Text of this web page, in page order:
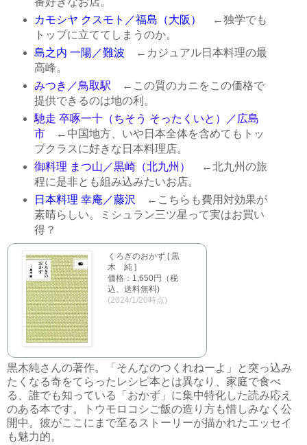
カモシヤ クスモト／福島（大阪）
←独学でも
トップに立ててしまうのか。
島之内 一陽／難波 ←カジュアル日本料理の最
高峰。
みつき／鳥取駅 ←この質のカニをこの価格で
提供できるのは地の利。
馳走 卒啄一十（ちそう そったくいと）／広島
市←中国地方、いや日本全体を含めてもトッ
プクラスに好きな日本料理店。
御料理 まつ山／黒崎（北九州）
←北九州の旅
程に是非とも組み込みたいお店。
日本料理 幸庵／藤沢 ←こちらも費用対効果が
素晴らしい。ミシュラン三ツ星って実はお買い
得？
くろぎのおかず [ 黒
木 純 ]
価格：1,650円（税
込、送料無料)
(2024/1/20時点)
黒木純さんの著作。「そんなのつくれねーよ」と突っ込み
たくなる奇をてらったレシピ本とは異なり、家庭で食べ
る、誰でも知っている「おかず」に集中特化した読み応え
のある本です。トウモロコシご飯の造り方も惜しみなく公
開中。彼がここにまで至るストーリーが描かれたエッセイ
も魅力的。